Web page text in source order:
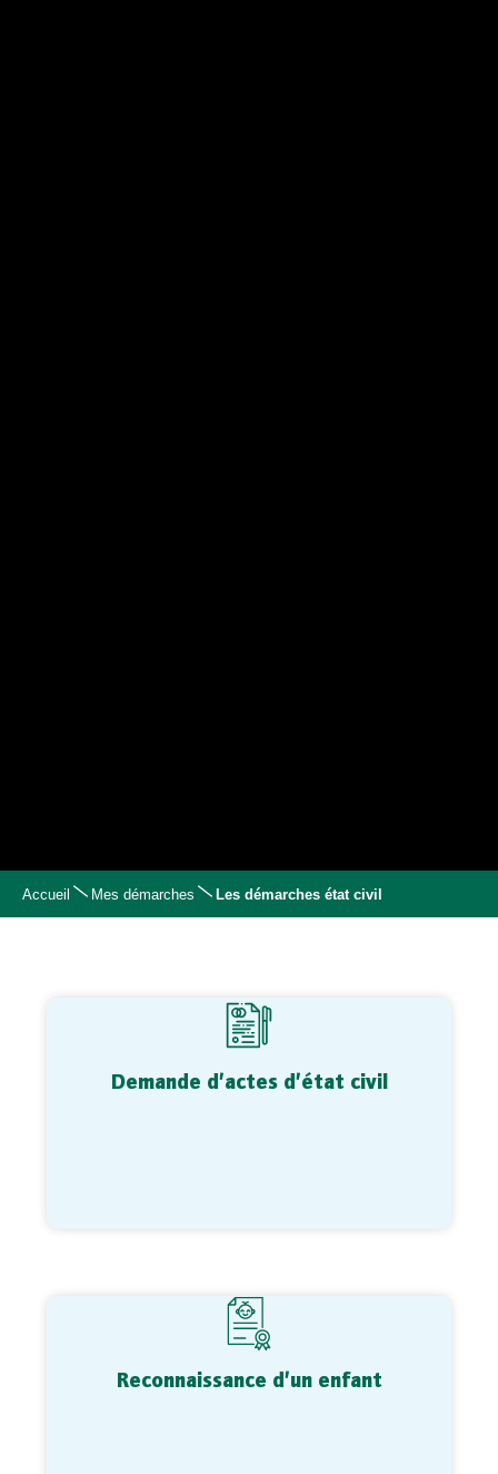
Accueil Mes démarches Les démarches état civil
Demande d’actes d’état civil
Reconnaissance d’un enfant